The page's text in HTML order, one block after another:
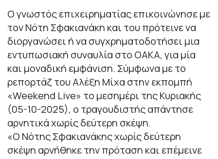
Ο γνωστός επιχειρηματίας επικοινώνησε με
τον Νότη Σφακιανάκη και του πρότεινε να
διοργανώσει ή να συγχρηματοδοτήσει μια
εντυπωσιακή συναυλία στο ΟΑΚΑ, για μία
και μοναδική εμφάνιση. Σύμφωνα με το
ρεπορτάζ του Αλέξη Μίχα στην εκπομπή
«Weekend Live» το μεσημέρι της Κυριακής
(05-10-2025), ο τραγουδιστής απάντησε
αρνητικά χωρίς δεύτερη σκέψη.
«Ο Νότης Σφακιανάκης χωρίς δεύτερη
σκέψη αρνήθηκε την πρόταση και επέμεινε